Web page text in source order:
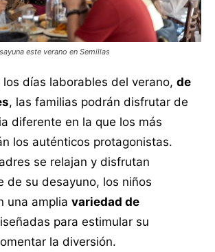
este verano en Semillas
días laborables del verano, de
, las familias podrán disfrutar de
diferente en la que los más
los auténticos protagonistas.
se relajan y disfrutan
de su desayuno, los niños
una amplia variedad de
para estimular su
la diversión.